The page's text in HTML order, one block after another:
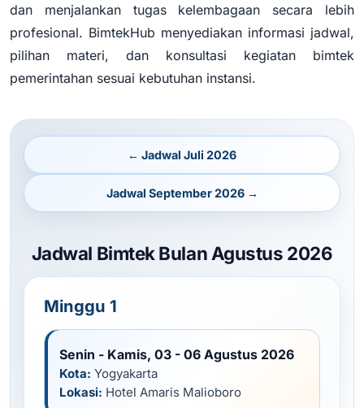
dan menjalankan tugas kelembagaan secara lebih
profesional. BimtekHub menyediakan informasi jadwal,
pilihan materi, dan konsultasi kegiatan bimtek
pemerintahan sesuai kebutuhan instansi.
← Jadwal Juli 2026
Jadwal September 2026 →
Jadwal Bimtek Bulan Agustus 2026
Minggu 1
Senin - Kamis, 03 - 06 Agustus 2026
Kota: Yogyakarta
Lokasi: Hotel Amaris Malioboro